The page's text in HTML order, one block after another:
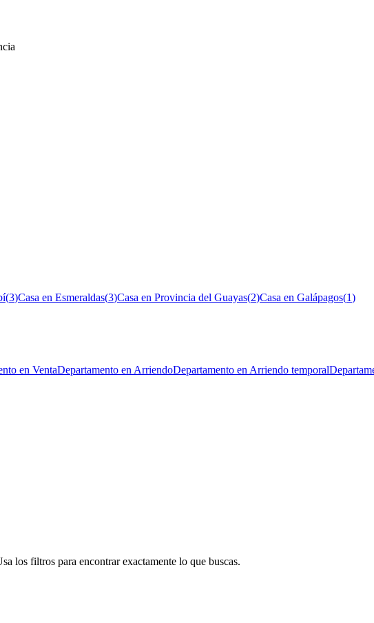
(3)Casa en Esmeraldas(3)Casa en Provincia del Guayas(2)Casa en Galápagos(1)
en VentaDepartamento en ArriendoDepartamento en Arriendo temporal
los filtros para encontrar exactamente lo que buscas.